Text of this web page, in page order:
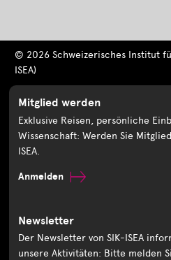
© 2026 Schweizerisches Institut
ISEA)
Mitglied werden
Exklusive Reisen, persönliche
Wissenschaft: Werden Sie
ISEA.
Anmelden
Newsletter
Der Newsletter von SIK-ISEA
unsere Aktivitäten: Bitte melden